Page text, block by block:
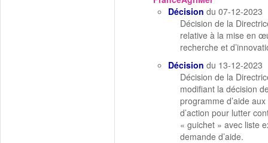
Décision du 07-12-2023
Décision de la
relative à la mise en
recherche et
Décision du 13-12-2023
Décision de la
modifiant la décision
programme d’aide
d’action pour lutter
« guichet » avec liste
demande d’aide.